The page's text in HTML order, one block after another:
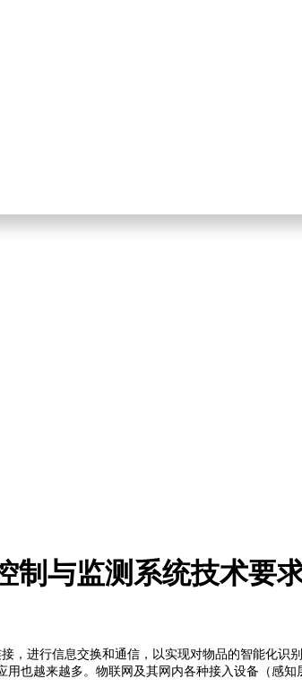
制与监测系统技术要
进行信息交换和通信，以实现对物品的智能化识
也越来越多。物联网及其网内各种接入设备（感